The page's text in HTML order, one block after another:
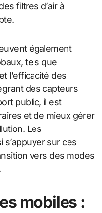
filtres d’air à
également
tels que
l’efficacité des
des capteurs
public, il est
et de mieux gérer
Les
s’appuyer sur ces
vers des modes
mobiles :